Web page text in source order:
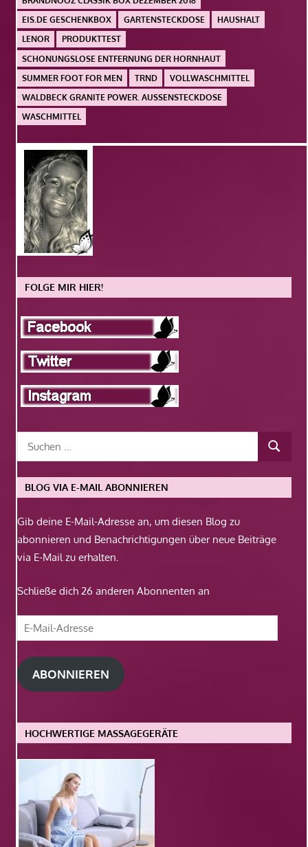
EIS.DE GESCHENKBOX
GARTENSTECKDOSE
HAUSHALT
LENOR
PRODUKTTEST
SCHONUNGSLOSE ENTFERNUNG DER HORNHAUT
SUMMER FOOT FOR MEN
TRND
VOLLWASCHMITTEL
WALDBECK GRANITE POWER. AUSSENSTECKDOSE
WASCHMITTEL
FOLGE MIR HIER!
BLOG VIA E-MAIL ABONNIEREN
Gib deine E-Mail-Adresse an, um diesen Blog zu
abonnieren und Benachrichtigungen über neue Beiträge
via E-Mail zu erhalten.
Schließe dich 26 anderen Abonnenten an
E-
Mail-
Adresse
ABONNIEREN
HOCHWERTIGE MASSAGEGERÄTE